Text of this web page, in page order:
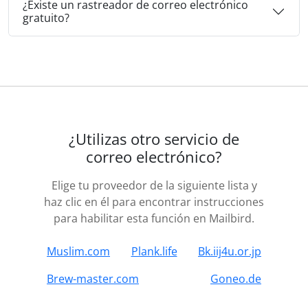
¿Existe un rastreador de correo electrónico
gratuito?
¿Utilizas otro servicio de
correo electrónico?
Elige tu proveedor de la siguiente lista y
haz clic en él para encontrar instrucciones
para habilitar esta función en Mailbird.
Muslim.com Plank.life
Bk.iij4u.or.jp
Brew-master.com
Goneo.de